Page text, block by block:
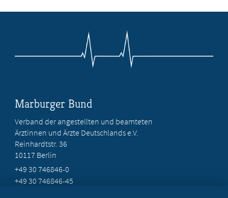
Marburger Bund
Verband der angestellten und beamteten
Ärztinnen und Ärzte Deutschlands e.V.
Reinhardtstr. 36
10117 Berlin
+49 30 746846-0
+49 30 746846-45